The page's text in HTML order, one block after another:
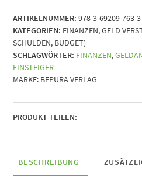
Klare
Wege
für
Anfänger
zu
sicheren
und
Investitionen
Menge
ARTIKELNUMMER: 978-3-69209-763-3
KATEGORIEN: FINANZEN,GELD
SCHULDEN, BUDGET)
SCHLAGWÖRTER: FINANZEN,
EINSTEIGER
MARKE: BEPURA VERLAG
PRODUKT TEILEN:
BESCHREIBUNG